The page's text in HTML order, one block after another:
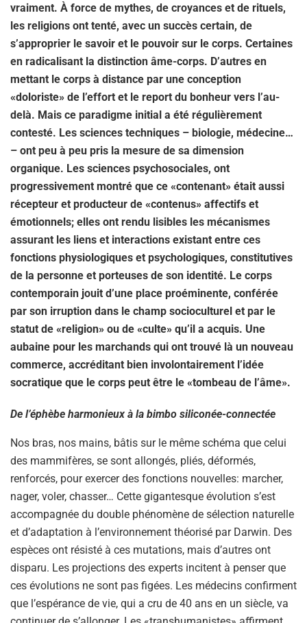
vraiment. À force de mythes, de croyances et de rituels,
les religions ont tenté, avec un succès certain, de
s’approprier le savoir et le pouvoir sur le corps. Certaines
en radicalisant la distinction âme-corps. D’autres en
mettant le corps à distance par une conception
«doloriste» de l’effort et le report du bonheur vers l’au-
delà. Mais ce paradigme initial a été régulièrement
contesté. Les sciences techniques – biologie, médecine…
– ont peu à peu pris la mesure de sa dimension
organique. Les sciences psychosociales, ont
progressivement montré que ce «contenant» était aussi
récepteur et producteur de «contenus» affectifs et
émotionnels; elles ont rendu lisibles les mécanismes
assurant les liens et interactions existant entre ces
fonctions physiologiques et psychologiques, constitutives
de la personne et porteuses de son identité. Le corps
contemporain jouit d’une place proéminente, conférée
par son irruption dans le champ socioculturel et par le
statut de «religion» ou de «culte» qu’il a acquis. Une
aubaine pour les marchands qui ont trouvé là un nouveau
commerce, accréditant bien involontairement l’idée
socratique que le corps peut être le «tombeau de l’âme».
De l’éphèbe harmonieux à la bimbo siliconée-connectée
Nos bras, nos mains, bâtis sur le même schéma que celui
des mammifères, se sont allongés, pliés, déformés,
renforcés, pour exercer des fonctions nouvelles: marcher,
nager, voler, chasser… Cette gigantesque évolution s’est
accompagnée du double phénomène de sélection naturelle
et d’adaptation à l’environnement théorisé par Darwin. Des
espèces ont résisté à ces mutations, mais d’autres ont
disparu. Les projections des experts incitent à penser que
ces évolutions ne sont pas figées. Les médecins confirment
que l’espérance de vie, qui a cru de 40 ans en un siècle, va